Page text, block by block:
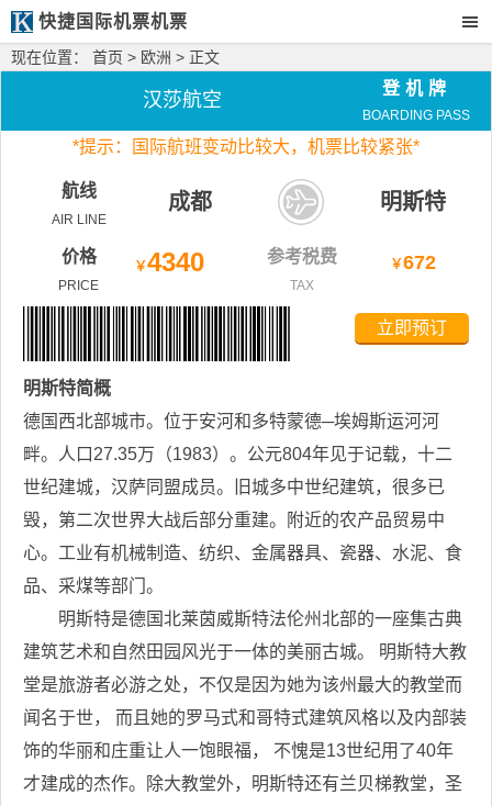
快捷国际机票机票
现在位置： 首页 > 欧洲 > 正文
汉莎航空
登机牌
BOARDING PASS
*提示：国际航班变动比较大， 机票比较紧张*
航线
AIR LINE
成都 明斯特
价格
PRICE
￥4340 参考税费
TAX
￥672
立即预订
明斯特简概
德国西北部城市。位于安河和多特蒙德─埃姆斯运河河
畔。人口27.35万（1983）。公元804年见于记载，十二
世纪建城，汉萨同盟成员。旧城多中世纪建筑，很多已
毁，第二次世界大战后部分重建。附近的农产品贸易中
心。工业有机械制造、纺织、金属器具、瓷器、水泥、食
品、采煤等部门。
明斯特是德国北莱茵威斯特法伦州北部的一座集古典
建筑艺术和自然田园风光于一体的美丽古城。 明斯特大教
堂是旅游者必游之处，不仅是因为她为该州最大的教堂而
闻名于世， 而且她的罗马式和哥特式建筑风格以及内部装
饰的华丽和庄重让人一饱眼福， 不愧是13世纪用了40年
才建成的杰作。除大教堂外，明斯特还有兰贝梯教堂，圣